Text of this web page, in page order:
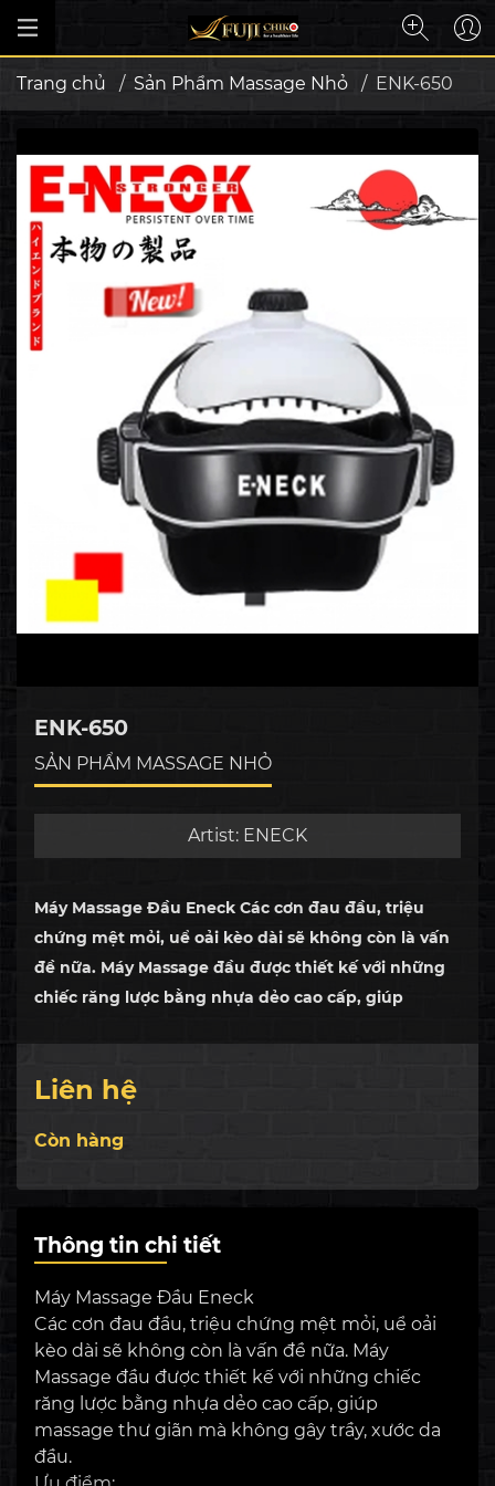
Trang chủ / Sản Phẩm Massage Nhỏ / ENK-650
ENK-650
SẢN PHẨM MASSAGE NHỎ
Artist: ENECK
Máy Massage Đầu Eneck Các cơn đau đầu, triệu
chứng mệt mỏi, uể oải kèo dài sẽ không còn là vấn
đề nữa. Máy Massage đầu được thiết kế với những
chiếc răng lược bằng nhựa dẻo cao cấp, giúp
Liên hệ
Còn hàng
Thông tin chi tiết
Máy Massage Đầu Eneck
Các cơn đau đầu, triệu chứng mệt mỏi, uể oải
kèo dài sẽ không còn là vấn đề nữa. Máy
Massage đầu được thiết kế với những chiếc
răng lược bằng nhựa dẻo cao cấp, giúp
massage thư giãn mà không gây trầy, xước da
đầu.